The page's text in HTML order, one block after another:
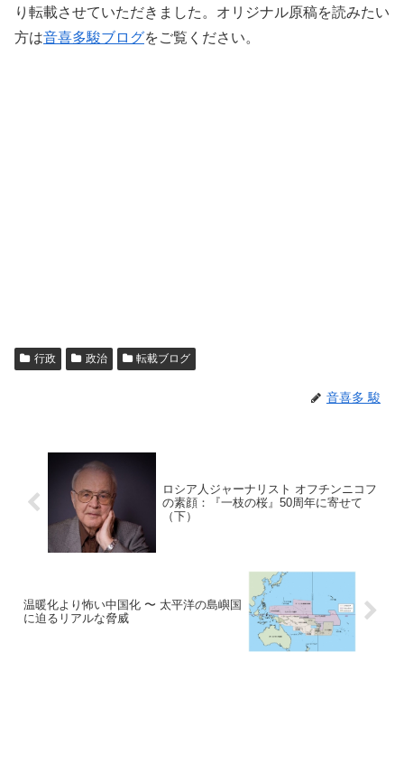
り転載させていただきました。オリジナル原稿を読みたい
方は音喜多駿ブログをご覧ください。
行政 政治 転載ブログ
音喜多 駿
ロシア人ジャーナリスト オフチンニコフ
の素顔：『一枝の桜』50周年に寄せて
（下）
温暖化より怖い中国化 〜 太平洋の島嶼国
に迫るリアルな脅威